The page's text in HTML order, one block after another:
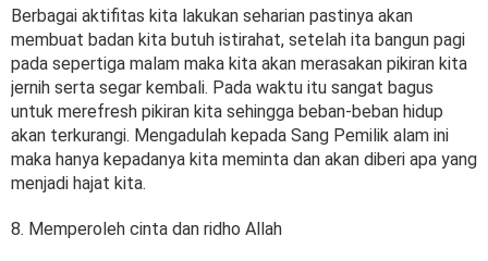
Berbagai aktifitas kita lakukan seharian pastinya akan
membuat badan kita butuh istirahat, setelah ita bangun pagi
pada sepertiga malam maka kita akan merasakan pikiran kita
jernih serta segar kembali. Pada waktu itu sangat bagus
untuk merefresh pikiran kita sehingga beban-beban hidup
akan terkurangi. Mengadulah kepada Sang Pemilik alam ini
maka hanya kepadanya kita meminta dan akan diberi apa yang
menjadi hajat kita.
8. Memperoleh cinta dan ridho Allah